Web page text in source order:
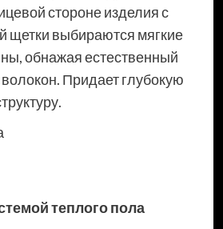
стороне изделия с
щетки выбираются мягкие
обнажая естественный
Придает глубокую
теплого пола